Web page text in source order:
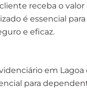
receba o valor
é essencial
e eficaz.
em Lagoa
para